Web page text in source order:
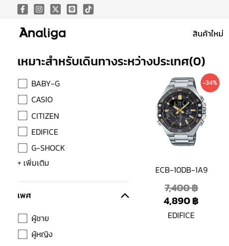
content
สินค้าใหม่
เหมาะสำหรับเดินทางระหว่างประเทศ(0)
BABY-G
CASIO
CITIZEN
EDIFICE
G-SHOCK
+ เพิ่มเติม
เพศ
ผู้ชาย
ผู้หญิง
-34%
ECB-10DB-1A9
7,400฿
Original
price
was:
7,400 ฿.
4,890฿
Current
price
is:
4,890 ฿.
EDIFICE